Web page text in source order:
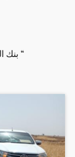
بنك السودان ينفي صلته بصفحة “الفيس بوك “